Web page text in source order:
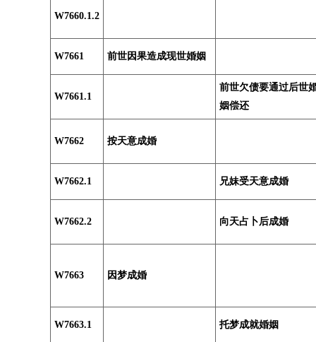
W7660.1.2
W7661 前世因果造成现世婚姻
W7661.1
前世欠债要通过后世
姻偿还
W7662 按天意成婚
W7662.1 兄妹受天意成婚
W7662.2 向天占卜后成婚
W7663 因梦成婚
W7663.1 托梦成就婚姻